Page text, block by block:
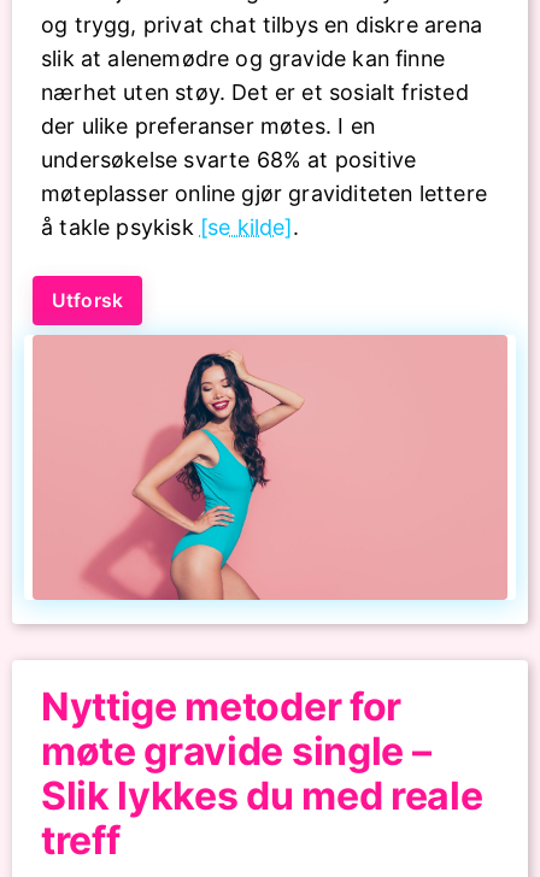
og trygg, privat chat tilbys en diskre arena
slik at alenemødre og gravide kan finne
nærhet uten støy. Det er et sosialt fristed
der ulike preferanser møtes. I en
undersøkelse svarte 68% at positive
møteplasser online gjør graviditeten lettere
å takle psykisk [se kilde].
Utforsk
Nyttige metoder for
møte gravide single –
Slik lykkes du med reale
treff